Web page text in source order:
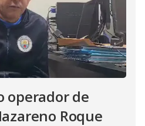
operador de
Roque